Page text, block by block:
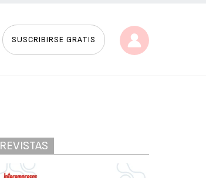
SUSCRIBIRSE GRATIS
REVISTAS